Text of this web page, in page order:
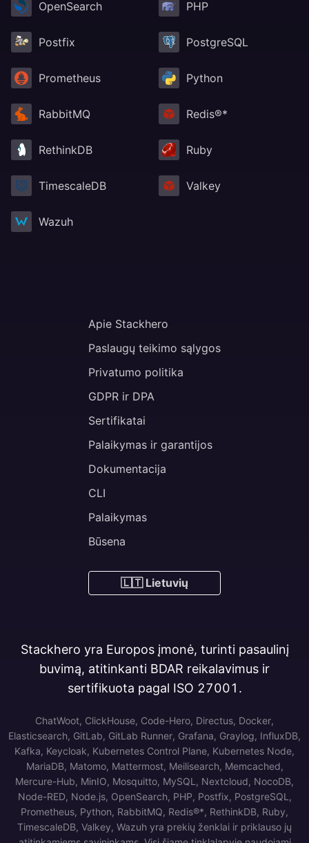
OpenSearch PHP
Postfix PostgreSQL
Prometheus Python
RabbitMQ Redis®*
RethinkDB Ruby
TimescaleDB Valkey
Wazuh
Apie Stackhero
Paslaugų teikimo sąlygos
Privatumo politika
GDPR ir DPA
Sertifikatai
Palaikymas ir garantijos
Dokumentacija
CLI
Palaikymas
Būsena
🇱🇹 Lietuvių
Stackhero yra Europos įmonė, turinti pasaulinį
buvimą, atitinkanti BDAR reikalavimus ir
sertifikuota pagal ISO 27001.
ChatWoot, ClickHouse, Code-Hero, Directus, Docker,
Elasticsearch, GitLab, GitLab Runner, Grafana, Graylog, InfluxDB,
Kafka, Keycloak, Kubernetes Control Plane, Kubernetes Node,
MariaDB, Matomo, Mattermost, Meilisearch, Memcached,
Mercure-Hub, MinIO, Mosquitto, MySQL, Nextcloud, NocoDB,
Node-RED, Node.js, OpenSearch, PHP, Postfix, PostgreSQL,
Prometheus, Python, RabbitMQ, Redis®*, RethinkDB, Ruby,
TimescaleDB, Valkey, Wazuh yra prekių ženklai ir priklauso jų